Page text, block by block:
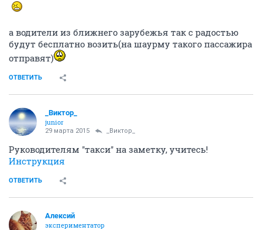
а водители из ближнего зарубежья так с радостью
будут бесплатно возить(на шаурму такого пассажира
отправят)
ОТВЕТИТЬ
_Виктор_
juniоr
29 марта 2015 _Виктор_
Руководителям ''такси'' на заметку, учитесь!
Инструкция
ОТВЕТИТЬ
Алексий
экспериментатор